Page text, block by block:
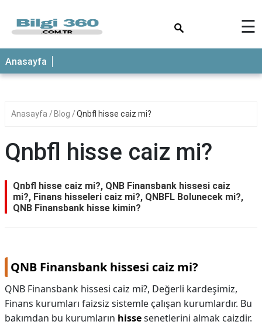
ANASAYFA
☰
Anasayfa
Anasayfa Blog Qnbfl hisse caiz mi?
Qnbfl hisse caiz mi?
Qnbfl hisse caiz mi?, QNB Finansbank hissesi caiz
mi?, Finans hisseleri caiz mi?, QNBFL Bolunecek mi?,
QNB Finansbank hisse kimin?
QNB Finansbank hissesi caiz mi?
QNB Finansbank hissesi caiz mi?, Değerli kardeşimiz,
Finans kurumları faizsiz sistemle çalışan kurumlardır. Bu
bakımdan bu kurumların hissesenetlerini almak caizdir.